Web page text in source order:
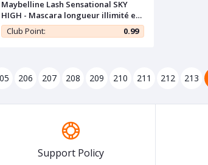
Maybelline Lash Sensational SKY
HIGH - Mascara longueur illimité et
volume intense
Club Point: 0.99
206 207 208 209 210 211 212 213
Support Policy